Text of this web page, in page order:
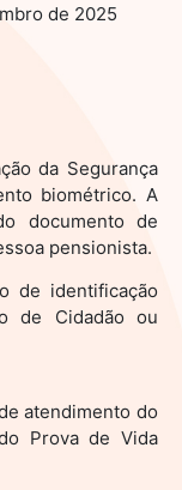
de 2025
da Segurança
biométrico. A
documento de
pensionista.
de identificação
de Cidadão ou
atendimento do
Prova de Vida